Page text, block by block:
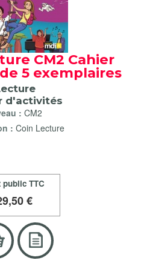
CM2 Cahier
5 exemplaires
d'activités
: CM2
: Coin Lecture
public TTC
,50 €